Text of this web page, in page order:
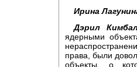
Ирина
Дэрил
ядерными
права, были
объекты, о